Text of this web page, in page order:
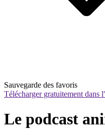
Sauvegarde des favoris
Télécharger gratuitement dans
Le podcast